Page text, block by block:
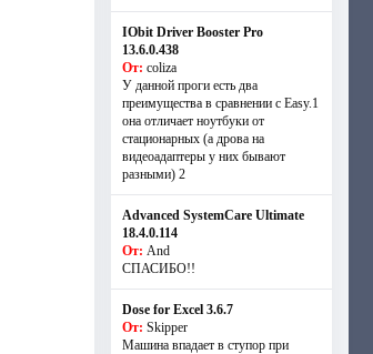
IObit Driver Booster Pro
13.6.0.438
От: coliza
У данной проги есть два
преимущества в сравнении с Easy.1
она отличает ноутбуки от
стационарных (а дрова на
видеоадаптеры у них бывают
разными) 2
Advanced SystemCare Ultimate
18.4.0.114
От: And
СПАСИБО!!
Dose for Excel 3.6.7
От: Skipper
Машина впадает в ступор при